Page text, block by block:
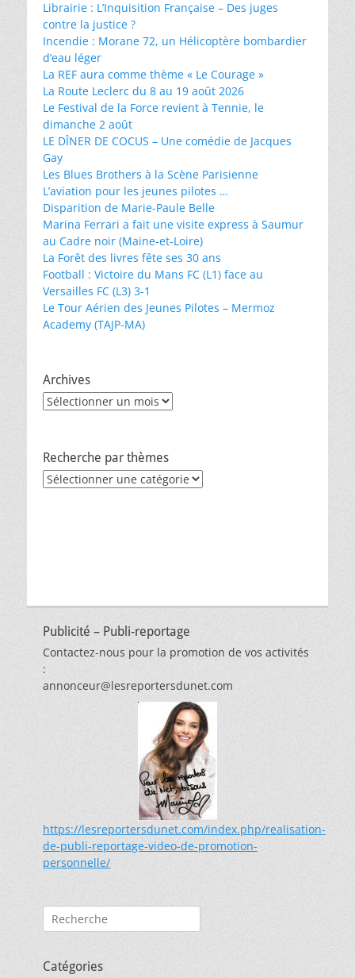
Librairie : L’Inquisition Française – Des juges
contre la justice ?
Incendie : Morane 72, un Hélicoptère bombardier
d’eau léger
La REF aura comme thème « Le Courage »
La Route Leclerc du 8 au 19 août 2026
Le Festival de la Force revient à Tennie, le
dimanche 2 août
LE DÎNER DE COCUS – Une comédie de Jacques
Gay
Les Blues Brothers à la Scène Parisienne
L’aviation pour les jeunes pilotes …
Disparition de Marie-Paule Belle
Marina Ferrari a fait une visite express à Saumur
au Cadre noir (Maine-et-Loire)
La Forêt des livres fête ses 30 ans
Football : Victoire du Mans FC (L1) face au
Versailles FC (L3) 3-1
Le Tour Aérien des Jeunes Pilotes – Mermoz
Academy (TAJP-MA)
Archives
Archives
Recherche par thèmes
Recherche
Publicité – Publi-reportage
Contactez-nous pour la promotion de vos activités
:
annonceur@lesreportersdunet.com
https://lesreportersdunet.com/index.php/realisation-
de-publi-reportage-video-de-promotion-
personnelle/
Rechercher :
Catégories